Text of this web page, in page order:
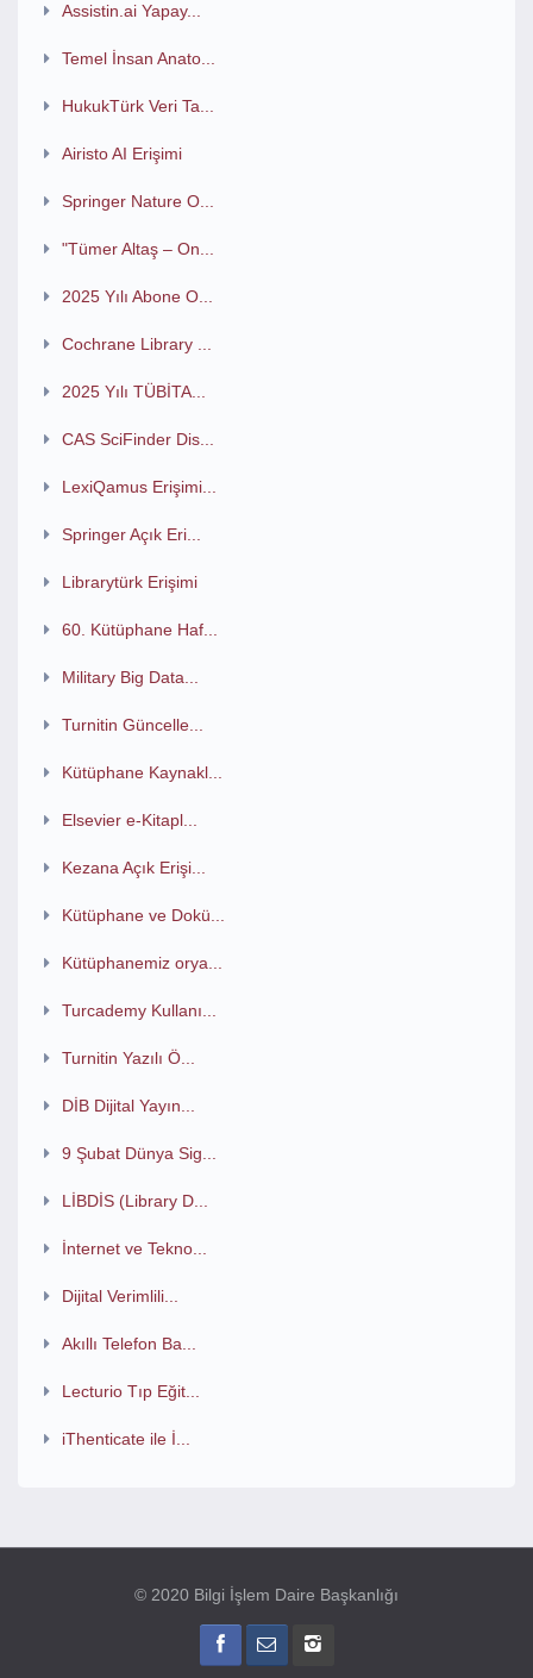
Assistin.ai Yapay...
Temel İnsan Anato...
HukukTürk Veri Ta...
Airisto AI Erişimi
Springer Nature O...
"Tümer Altaş – On...
2025 Yılı Abone O...
Cochrane Library ...
2025 Yılı TÜBİTA...
CAS SciFinder Dis...
LexiQamus Erişimi...
Springer Açık Eri...
Librarytürk Erişimi
60. Kütüphane Haf...
Military Big Data...
Turnitin Güncelle...
Kütüphane Kaynakl...
Elsevier e-Kitapl...
Kezana Açık Erişi...
Kütüphane ve Dokü...
Kütüphanemiz orya...
Turcademy Kullanı...
Turnitin Yazılı Ö...
DİB Dijital Yayın...
9 Şubat Dünya Sig...
LİBDİS (Library D...
İnternet ve Tekno...
Dijital Verimlili...
Akıllı Telefon Ba...
Lecturio Tıp Eğit...
iThenticate ile İ...
© 2020 Bilgi İşlem Daire Başkanlığı